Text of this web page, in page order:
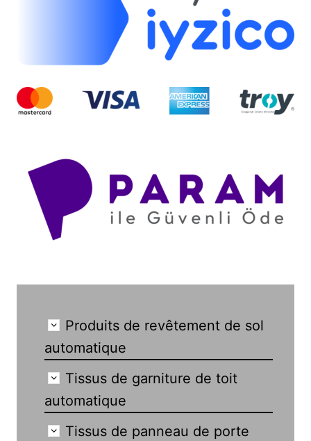
Produits de revêtement de sol
automatique
Tissus de garniture de toit
automatique
Tissus de panneau de porte